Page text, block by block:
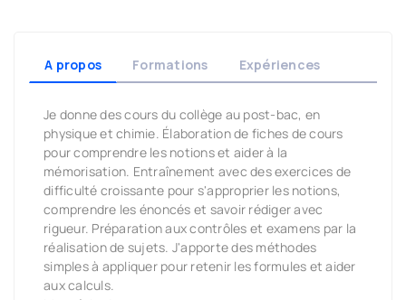
A propos Formations Expériences
Je donne des cours du collège au post-bac, en
physique et chimie. Élaboration de fiches de cours
pour comprendre les notions et aider à la
mémorisation. Entraînement avec des exercices de
difficulté croissante pour s'approprier les notions,
comprendre les énoncés et savoir rédiger avec
rigueur. Préparation aux contrôles et examens par la
réalisation de sujets. J'apporte des méthodes
simples à appliquer pour retenir les formules et aider
aux calculs.